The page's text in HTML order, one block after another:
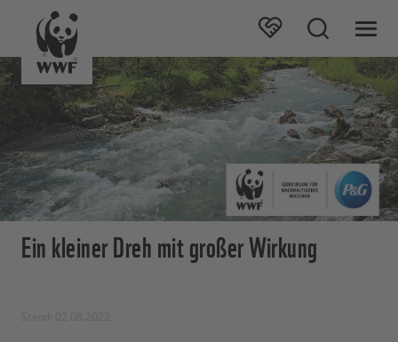
Ein kleiner Dreh mit großer Wirkung